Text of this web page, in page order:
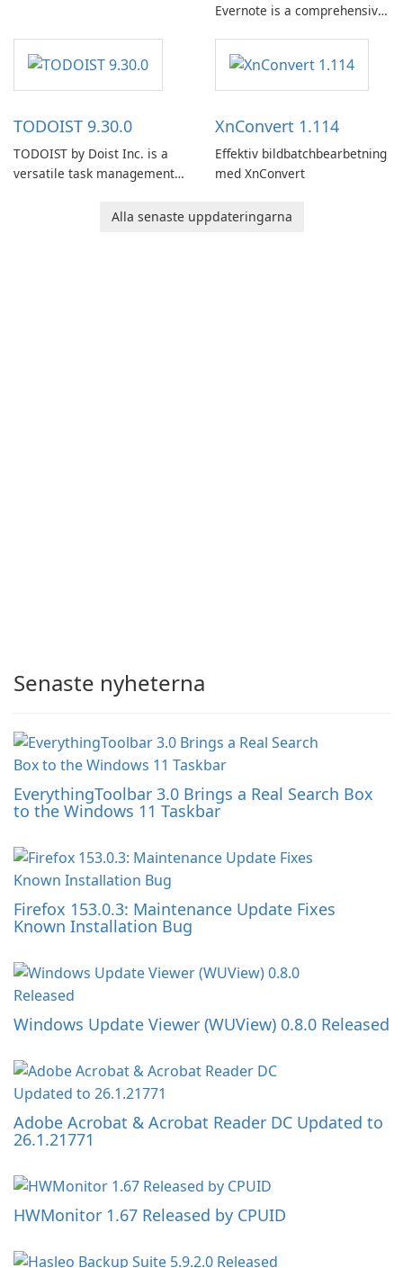
Evernote is a comprehensive
users capture, organize, and
access information across
TODOIST 9.30.0
TODOIST by Doist Inc. is a
versatile task management
individuals and teams
XnConvert 1.114
Effektiv bildbatchbearbetning
med XnConvert
Alla senaste uppdateringarna
Senaste nyheterna
EverythingToolbar 3.0 Brings a Real Search Box
to the Windows 11 Taskbar
Firefox 153.0.3: Maintenance Update Fixes
Known Installation Bug
Windows Update Viewer (WUView) 0.8.0 Released
Adobe Acrobat & Acrobat Reader DC Updated to
26.1.21771
HWMonitor 1.67 Released by CPUID